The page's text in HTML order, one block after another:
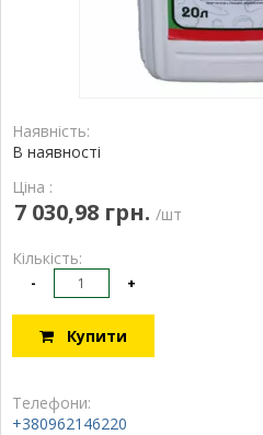
Наявність:
В наявності
Ціна :
7 030,98 грн. /шт
Кількість:
- +
Купити
Телефони:
+380962146220